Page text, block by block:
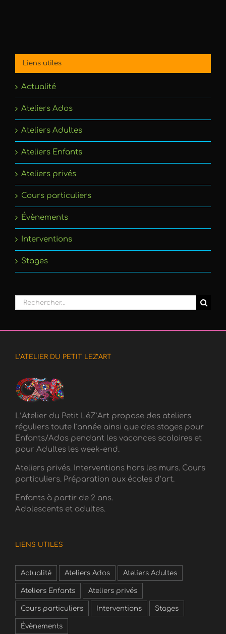
Liens utiles
Actualité
Ateliers Ados
Ateliers Adultes
Ateliers Enfants
Ateliers privés
Cours particuliers
Évènements
Interventions
Stages
Rechercher:
L’ATELIER DU PETIT LEZ’ART
L’Atelier du Petit LéZ’Art propose des ateliers
réguliers toute l’année ainsi que des stages pour
Enfants/Ados pendant les vacances scolaires et
pour Adultes les week-end.
Ateliers privés. Interventions hors les murs. Cours
particuliers. Préparation aux écoles d’art.
Enfants à partir de 2 ans.
Adolescents et adultes.
LIENS UTILES
Actualité Ateliers Ados Ateliers Adultes
Ateliers Enfants Ateliers privés
Cours particuliers Interventions Stages
Évènements